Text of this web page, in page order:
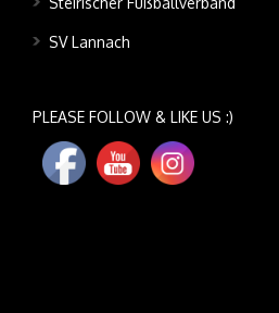
SV Lannach
PLEASE FOLLOW & LIKE US :)